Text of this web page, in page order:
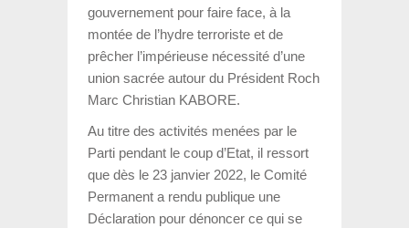
gouvernement pour faire face, à la
montée de l’hydre terroriste et de
prêcher l’impérieuse nécessité d’une
union sacrée autour du Président Roch
Marc Christian KABORE.
Au titre des activités menées par le
Parti pendant le coup d’Etat, il ressort
que dès le 23 janvier 2022, le Comité
Permanent a rendu publique une
Déclaration pour dénoncer ce qui se